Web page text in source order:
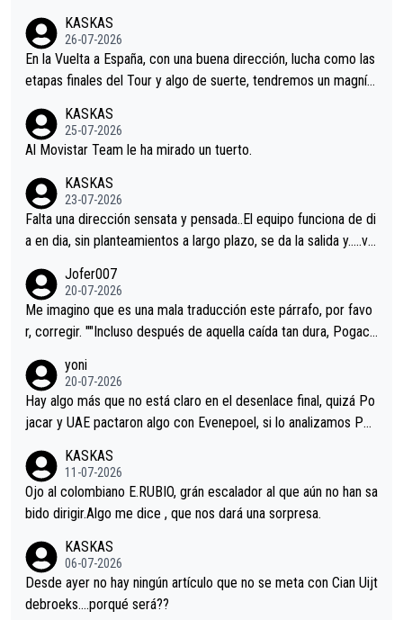
KASKAS
26-07-2026
En la Vuelta a España, con una buena dirección, lucha como las
etapas finales del Tour y algo de suerte, tendremos un magnífi
KASKAS
25-07-2026
Al Movistar Team le ha mirado un tuerto.
KASKAS
23-07-2026
Falta una dirección sensata y pensada..El equipo funciona de di
a en dia, sin planteamientos a largo plazo, se da la salida y…..ve
Minguez, Velez etc etc.Me da pena vivir estos momentos tan
tristes sin victorias.
Jofer007
20-07-2026
Me imagino que es una mala traducción este párrafo, por favo
r, corregir. ""Incluso después de aquella caída tan dura, Pogaca
permaneció pegado a su rueda. Parecía increíble la forma en l
a que era capaz de controlar el miedo", recordó."
yoni
20-07-2026
Hay algo más que no está claro en el desenlace final, quizá Po
jacar y UAE pactaron algo con Evenepoel, si lo analizamos Poj
i sin pedalear, luego está el saludo con Evenepoel dándose la
mano de una manera muy fraternal, más allá de los típicos toqu
es en el hombro con que saludaba a Vingegard. Ahí hubo una in
eta, a ver si por querer poner a Del Toro con calzador en posi
ción de podio UAE y Pojacar se van complicar el tour.
KASKAS
11-07-2026
Ojo al colombiano E.RUBIO, grán escalador al que aún no han sa
bido dirigir.Algo me dice , que nos dará una sorpresa.
KASKAS
06-07-2026
Desde ayer no hay ningún artículo que no se meta con Cian Uijt
debroeks….porqué será??